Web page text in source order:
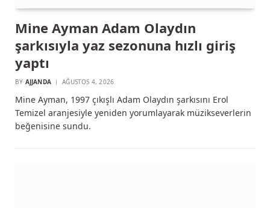
Mine Ayman Adam Olaydın
şarkısıyla yaz sezonuna hızlı giriş
yaptı
BY AJJANDA AĞUSTOS 4, 2026
Mine Ayman, 1997 çıkışlı Adam Olaydın şarkısını Erol
Temizel aranjesiyle yeniden yorumlayarak müzikseverlerin
beğenisine sundu.